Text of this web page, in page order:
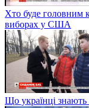
Хто буде головним
виборах у США
Що українці знають